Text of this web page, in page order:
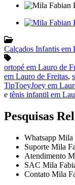
Calçados Infantis em
ortopé em Lauro de
em Lauro de Freitas,
TipToeyJoey em
e tênis infantil em
Pesquisas
Whatsapp
Suporte Mila
Atendimento
SAC Mila
Contato Mila